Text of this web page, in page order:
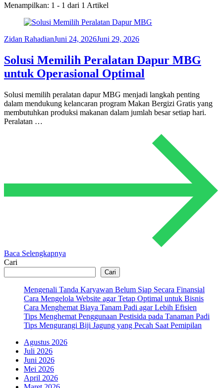
Menampilkan: 1 - 1 dari 1 Artikel
Zidan RahadianJuni 24, 2026Juni 29, 2026
Solusi Memilih Peralatan Dapur MBG
untuk Operasional Optimal
Solusi memilih peralatan dapur MBG menjadi langkah penting
dalam mendukung kelancaran program Makan Bergizi Gratis yang
membutuhkan produksi makanan dalam jumlah besar setiap hari.
Peralatan …
Baca Selengkapnya
Cari
Cari
Mengenali Tanda Karyawan Belum Siap Secara Finansial
Cara Mengelola Website agar Tetap Optimal untuk Bisnis
Cara Menghemat Biaya Tanam Padi agar Lebih Efisien
Tips Menghemat Penggunaan Pestisida pada Tanaman Padi
Tips Mengurangi Biji Jagung yang Pecah Saat Pemipilan
Agustus 2026
Juli 2026
Juni 2026
Mei 2026
April 2026